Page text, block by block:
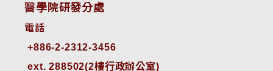
醫學院研發分處
電話
ext. 288502(2樓行政辦公室)